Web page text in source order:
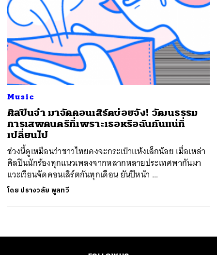
Music
​ศิลปินจ๋า มาจัดคอนเสิร์ตบ่อยจัง! วัฒนธรรม
การเสพดนตรีที่เพราะเธอหรือฉันกันแน่ที่
เปลี่ยนไป
ช่วงนี้ดูเหมือนว่าชาวไทยคงจะกระเป๋าแห้งเล็กน้อย เมื่อเหล่า
ศิลปินนักร้องทุกแนวเพลงจากหลากหลายประเทศพากันมา
แวะเวียนจัดคอนเสิร์ตกันทุกเดือน ยันปีหน้า ...
โดย ปรางวลัย พูลทวี
ค้นหา
SHARE LINE EMAIL